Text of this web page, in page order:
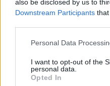
also be disclosed by us to
Downstream Participants
Personal Data
I want to opt-out of the
personal data.
Opted In
O
H
Na canção, "ó abre __, que
L A
S
Instrumento de cálculo da